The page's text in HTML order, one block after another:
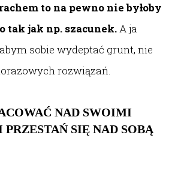
to na pewno nie byłoby
tak jak np. szacunek.A ja
sobie wydeptać grunt, nie
rozwiązań.
NAD SWOIMI
SIĘ NAD SOBĄ